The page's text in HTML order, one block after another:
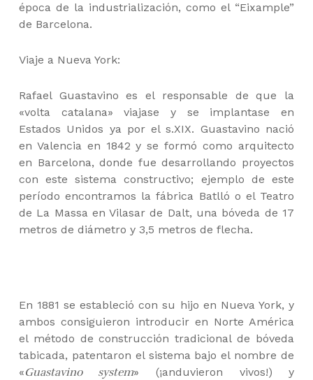
época de la industrialización, como el “Eixample”
de Barcelona.
Viaje a Nueva York:
Rafael Guastavino es el responsable de que la
«volta catalana» viajase y se implantase en
Estados Unidos ya por el s.XIX. Guastavino nació
en Valencia en 1842 y se formó como arquitecto
en Barcelona, donde fue desarrollando proyectos
con este sistema constructivo; ejemplo de este
período encontramos la fábrica Batlló o el Teatro
de La Massa en Vilasar de Dalt, una bóveda de 17
metros de diámetro y 3,5 metros de flecha.
En 1881 se estableció con su hijo en Nueva York, y
ambos consiguieron introducir en Norte América
el método de construcción tradicional de bóveda
tabicada, patentaron el sistema bajo el nombre de
«Guastavino system» (¡anduvieron vivos!) y